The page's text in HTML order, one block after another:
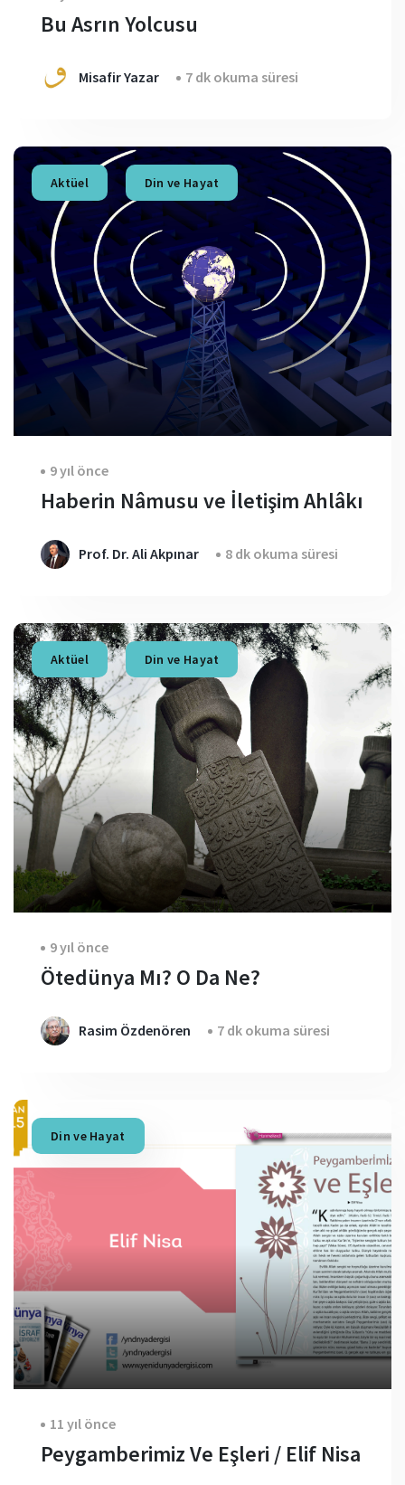
Bu Asrın Yolcusu
Misafir Yazar 7 dk okuma süresi
Aktüel Din ve Hayat
9 yıl önce
Haberin Nâmusu ve İletişim Ahlâkı
Prof. Dr. Ali Akpınar 8 dk okuma süresi
Aktüel Din ve Hayat
9 yıl önce
Ötedünya Mı? O Da Ne?
Rasim Özdenören 7 dk okuma süresi
Din ve Hayat
11 yıl önce
Peygamberimiz Ve Eşleri / Elif Nisa